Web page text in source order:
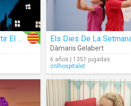
Qualsevol Nit Pot Sortir El Sol Els Dies De La
Dàmaris Gelabert
6 años | 1351 jugadas
cnlhospitalet